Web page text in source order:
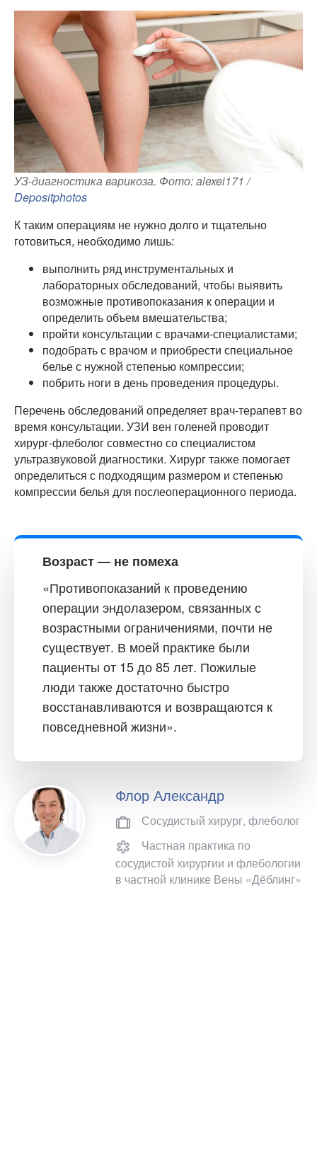
УЗ-диагностика варикоза. Фото: alexei171 /
Depositphotos
К таким операциям не нужно долго и тщательно
готовиться, необходимо лишь:
выполнить ряд инструментальных и
лабораторных обследований, чтобы выявить
возможные противопоказания к операции и
определить объем вмешательства;
пройти консультации с врачами-специалистами;
подобрать с врачом и приобрести специальное
белье с нужной степенью компрессии;
побрить ноги в день проведения процедуры.
Перечень обследований определяет врач-терапевт во
время консультации. УЗИ вен голеней проводит
хирург-флеболог совместно со специалистом
ультразвуковой диагностики. Хирург также помогает
определиться с подходящим размером и степенью
компрессии белья для послеоперационного периода.
Возраст — не помеха
«Противопоказаний к проведению
операции эндолазером, связанных с
возрастными ограничениями, почти не
существует. В моей практике были
пациенты от 15 до 85 лет. Пожилые
люди также достаточно быстро
восстанавливаются и возвращаются к
повседневной жизни».
Флор Александр
Сосудистый хирург, флеболог
Частная практика по
сосудистой хирургии и флебологии
в частной клинике Вены «Дёблинг»